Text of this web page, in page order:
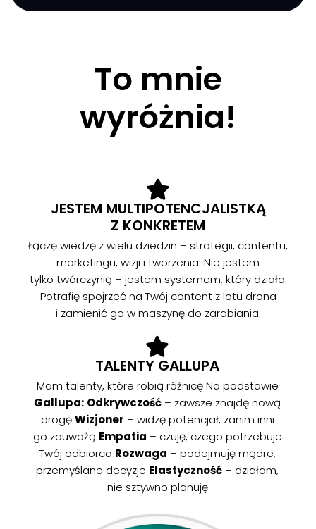
To mnie
wyróżnia!
JESTEM MULTIPOTENCJALISTKĄ
Z KONKRETEM
Łączę wiedzę z wielu dziedzin – strategii, contentu,
marketingu, wizji i tworzenia. Nie jestem
tylko twórczynią – jestem systemem, który działa.
Potrafię spojrzeć na Twój content z lotu drona
i zamienić go w maszynę do zarabiania.
TALENTY GALLUPA
Mam talenty, które robią różnicę Na podstawie
Gallupa: Odkrywczość – zawsze znajdę nową
drogęWizjoner – widzę potencjał, zanim inni
go zauważą Empatia – czuję, czego potrzebuje
Twój odbiorca Rozwaga – podejmuję mądre,
przemyślane decyzje Elastyczność – działam,
nie sztywno planuję